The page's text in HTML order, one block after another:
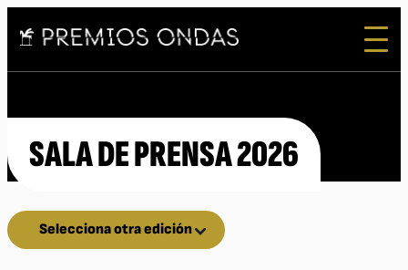
SALA DE PRENSA 2026
Selecciona otra edición